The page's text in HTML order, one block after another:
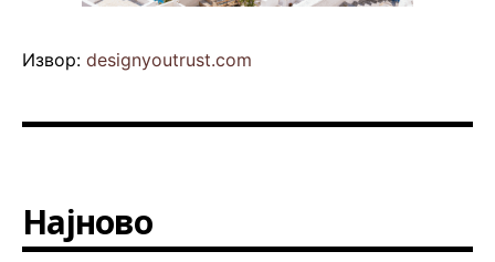
Извор: designyoutrust.com
Најново